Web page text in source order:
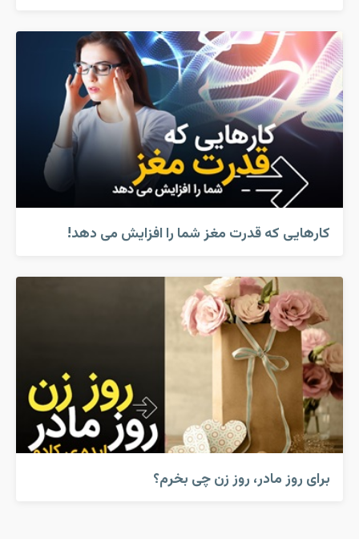
کارهایی که قدرت مغز شما را افزایش می دهد!
برای روز مادر، روز زن چی بخرم؟